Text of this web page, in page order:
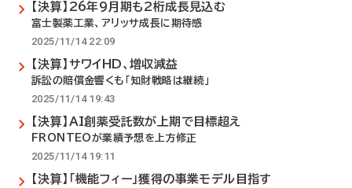
【決算】26年9月期も2桁成長見込む
富士製薬工業、アリッサ成長に期待感
2025/11/14 22:09
【決算】サワイHD、増収減益
訴訟の賠償金響くも「知財戦略は継続」
2025/11/14 19:43
【決算】AI創薬受託数が上期で目標超え
FRONTEOが業績予想を上方修正
2025/11/14 19:11
【決算】「機能フィー」獲得の事業モデル目指す